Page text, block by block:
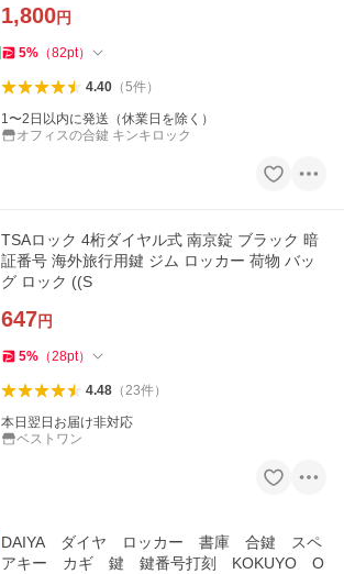
1,800円
5% （82pt）
4.40（5件）
1〜2日以内に発送（休業日を除く）
オフィスの合鍵 キンキロック
TSAロック 4桁ダイヤル式 南京錠 ブラック 暗
証番号 海外旅行用鍵 ジム ロッカー 荷物 バッ
グ ロック ((S
647円
5% （28pt）
4.48（23件）
本日翌日お届け非対応
ベストワン
DAIYA ダイヤ ロッカー 書庫 合鍵 スペ
アキー カギ 鍵 鍵番号打刻 KOKUYO O